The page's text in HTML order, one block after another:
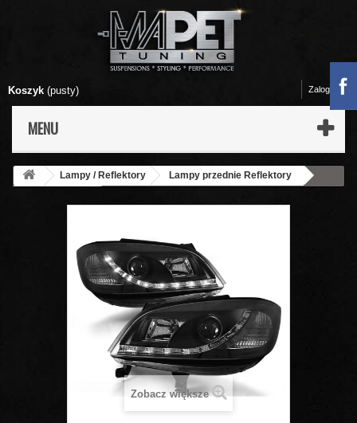
Koszyk (pusty)
MENU
Zaloguj się
Lampy / Reflektory
Lampy przednie Reflektory
Zobacz większe